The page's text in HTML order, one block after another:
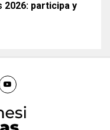
2026: participa y